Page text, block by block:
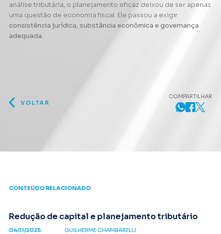
análise tributária, o planejamento eficaz deixou de ser apenas
uma questão de economia fiscal. Ele passou a exigir
consistência jurídica, substância econômica e governança
adequada.
VOLTAR
COMPARTILHAR
CONTEÚDO RELACIONADO
Redução de capital e planejamento tributário
04/11/2025 GUILHERME CHAMBARELLI